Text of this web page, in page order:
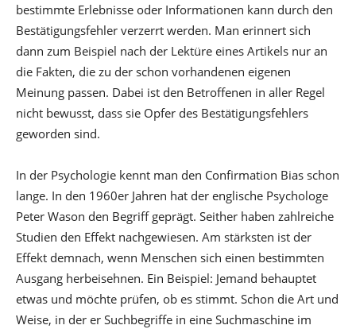
bestimmte Erlebnisse oder Informationen kann durch den
Bestätigungsfehler verzerrt werden. Man erinnert sich
dann zum Beispiel nach der Lektüre eines Artikels nur an
die Fakten, die zu der schon vorhandenen eigenen
Meinung passen. Dabei ist den Betroffenen in aller Regel
nicht bewusst, dass sie Opfer des Bestätigungsfehlers
geworden sind.
In der Psychologie kennt man den Confirmation Bias schon
lange. In den 1960er Jahren hat der englische Psychologe
Peter Wason den Begriff geprägt. Seither haben zahlreiche
Studien den Effekt nachgewiesen. Am stärksten ist der
Effekt demnach, wenn Menschen sich einen bestimmten
Ausgang herbeisehnen. Ein Beispiel: Jemand behauptet
etwas und möchte prüfen, ob es stimmt. Schon die Art und
Weise, in der er Suchbegriffe in eine Suchmaschine im